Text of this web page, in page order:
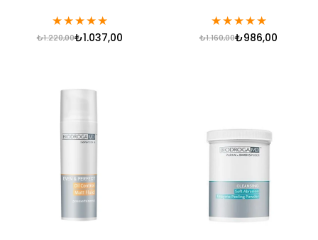
★★★★★
₺1.037,00
₺1.220,00
★★★★★
₺986,00
₺1.160,00